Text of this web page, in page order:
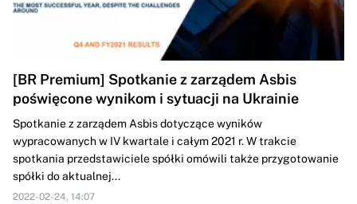
[BR Premium] Spotkanie z zarządem Asbis
poświęcone wynikom i sytuacji na Ukrainie
Spotkanie z zarządem Asbis dotyczące wyników
wypracowanych w IV kwartale i całym 2021 r. W trakcie
spotkania przedstawiciele spółki omówili także przygotowanie
spółki do aktualnej...
2022-02-24, 14:07